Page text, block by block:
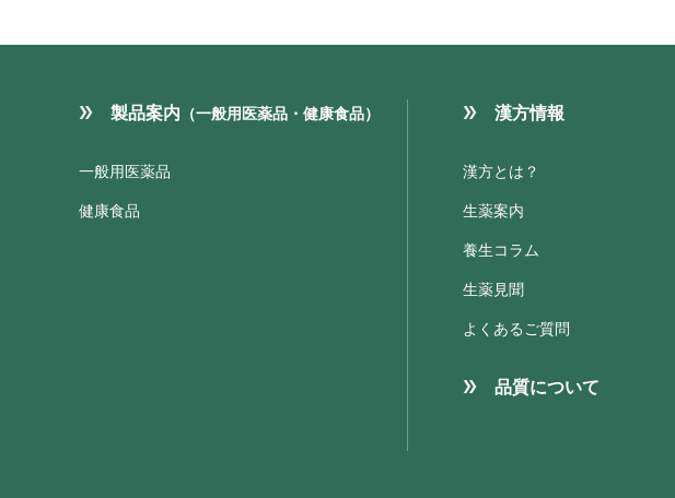
製品案内 （一般用医薬品・健康食品）
一般用医薬品
健康食品
漢方情報
漢方とは？
生薬案内
養生コラム
生薬見聞
よくあるご質問
品質について